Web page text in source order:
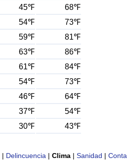
45℉
68℉
54℉
73℉
59℉
81℉
63℉
86℉
61℉
84℉
54℉
73℉
46℉
64℉
37℉
54℉
30℉ 43℉
| Delincuencia | Clima | Sanidad |